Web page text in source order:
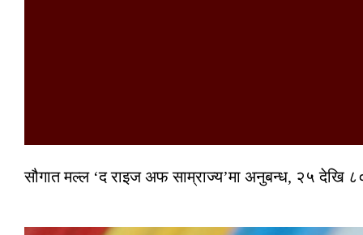
सौगात मल्ल ‘द राइज अफ साम्राज्य’मा अनुबन्ध, २५ देखि